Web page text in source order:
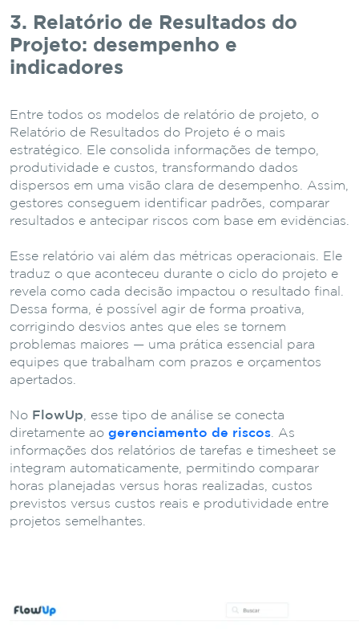
3. Relatório de Resultados do
Projeto: desempenho e
indicadores
Entre todos os modelos de relatório de projeto, o
Relatório de Resultados do Projeto é o mais
estratégico. Ele consolida informações de tempo,
produtividade e custos, transformando dados
dispersos em uma visão clara de desempenho. Assim,
gestores conseguem identificar padrões, comparar
resultados e antecipar riscos com base em evidências.
Esse relatório vai além das métricas operacionais. Ele
traduz o que aconteceu durante o ciclo do projeto e
revela como cada decisão impactou o resultado final.
Dessa forma, é possível agir de forma proativa,
corrigindo desvios antes que eles se tornem
problemas maiores — uma prática essencial para
equipes que trabalham com prazos e orçamentos
apertados.
No FlowUp, esse tipo de análise se conecta
diretamente ao gerenciamento de riscos. As
informações dos relatórios de tarefas e timesheet se
integram automaticamente, permitindo comparar
horas planejadas versus horas realizadas, custos
previstos versus custos reais e produtividade entre
projetos semelhantes.